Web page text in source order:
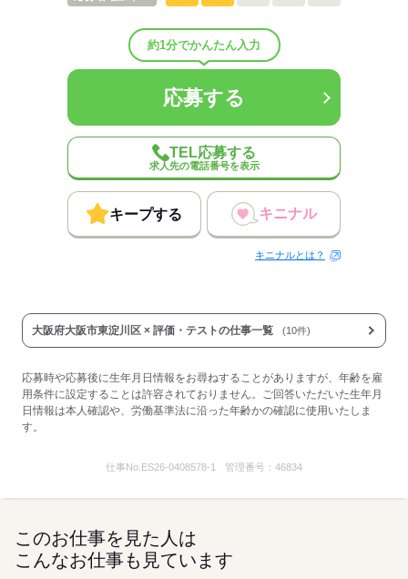
メーカー関連
電子応用機器の開発・製造・販売
応募する
約1分でかんたん入力
応募する
TEL応募する
求人先の電話番号を表示
キープする キニナル
キニナルとは？
大阪府大阪市東淀川区 × 評価・テストの仕事一覧 (10件)
応募時や応募後に生年月日情報をお尋ねすることがありますが、年齢を雇
用条件に設定することは許容されておりません。ご回答いただいた生年月
日情報は本人確認や、労働基準法に沿った年齢かの確認に使用いたしま
す。
仕事No. ES26-0408578-1 管理番号： 46834
このお仕事を見た人は
こんなお仕事も見ています